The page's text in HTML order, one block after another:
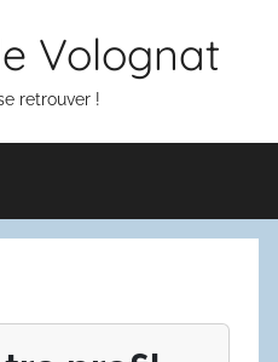
Volognat
retrouver !